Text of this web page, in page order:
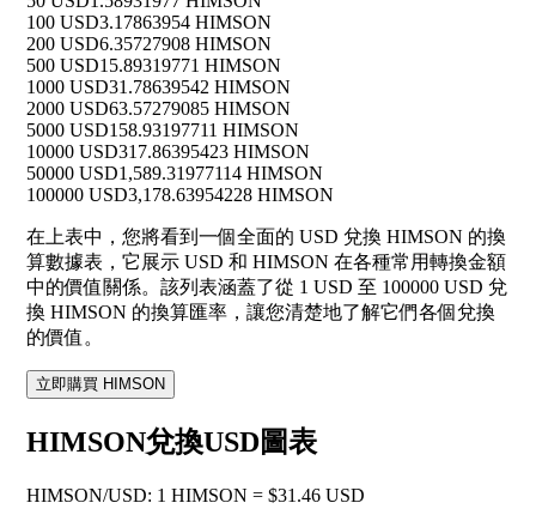
100 USD3.17863954 HIMSON
200 USD6.35727908 HIMSON
500 USD15.89319771 HIMSON
1000 USD31.78639542 HIMSON
2000 USD63.57279085 HIMSON
5000 USD158.93197711 HIMSON
10000 USD317.86395423 HIMSON
50000 USD1,589.31977114 HIMSON
100000 USD3,178.63954228 HIMSON
在上表中，您將看到一個全面的 USD 兌換 HIMSON 的換
算數據表，它展示 USD 和 HIMSON 在各種常用轉換金額
中的價值關係。該列表涵蓋了從 1 USD 至 100000 USD 兌
換 HIMSON 的換算匯率，讓您清楚地了解它們各個兌換
的價值。
立即購買 HIMSON
HIMSON兌換USD圖表
HIMSON/USD: 1 HIMSON = $31.46 USD